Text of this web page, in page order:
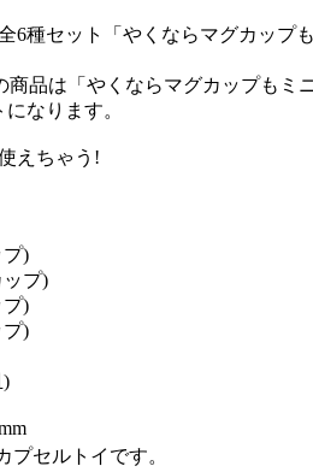
6種セット「やくならマグカップ
商品は「やくならマグカップもミ
なります。
えちゃう!
)
プ)
プ)
)
)
セルトイです。